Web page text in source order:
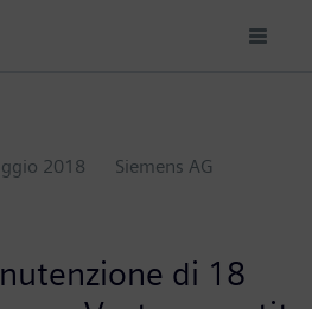
2018
Siemens AG
di 18